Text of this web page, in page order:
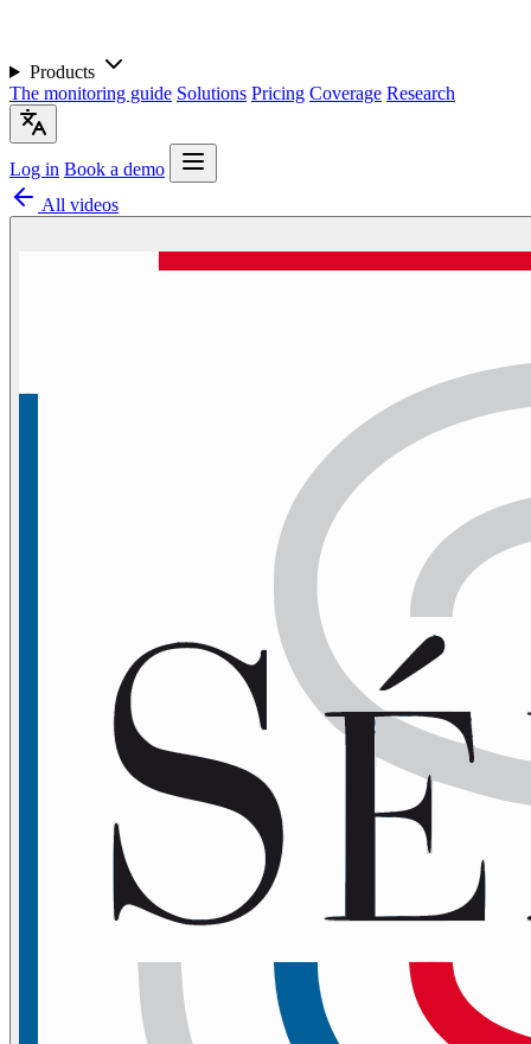
Products
The monitoring guide Solutions Pricing Coverage Research
Log in Book a demo
All videos